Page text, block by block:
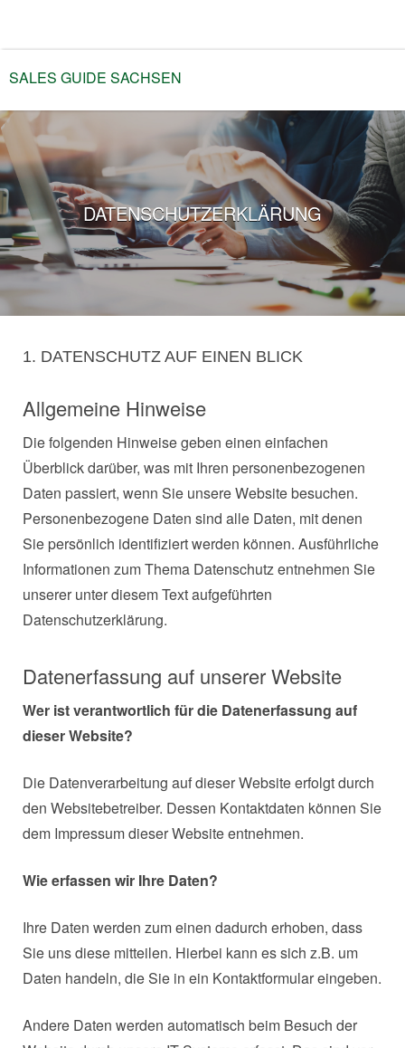
SALES GUIDE SACHSEN
Events in Sachsen
DATENSCHUTZERKLÄRUNG
1. DATENSCHUTZ AUF EINEN BLICK
Allgemeine Hinweise
Die folgenden Hinweise geben einen einfachen
Überblick darüber, was mit Ihren personenbezogenen
Daten passiert, wenn Sie unsere Website besuchen.
Personenbezogene Daten sind alle Daten, mit denen
Sie persönlich identifiziert werden können. Ausführliche
Informationen zum Thema Datenschutz entnehmen Sie
unserer unter diesem Text aufgeführten
Datenschutzerklärung.
Datenerfassung auf unserer Website
Wer ist verantwortlich für die Datenerfassung auf
dieser Website?
Die Datenverarbeitung auf dieser Website erfolgt durch
den Websitebetreiber. Dessen Kontaktdaten können Sie
dem Impressum dieser Website entnehmen.
Wie erfassen wir Ihre Daten?
Ihre Daten werden zum einen dadurch erhoben, dass
Sie uns diese mitteilen. Hierbei kann es sich z.B. um
Daten handeln, die Sie in ein Kontaktformular eingeben.
Andere Daten werden automatisch beim Besuch der